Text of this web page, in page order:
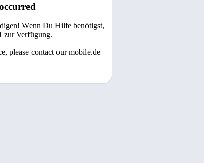
Wenn Du Hilfe benötigst,
zur Verfügung.
please contact our mobile.de